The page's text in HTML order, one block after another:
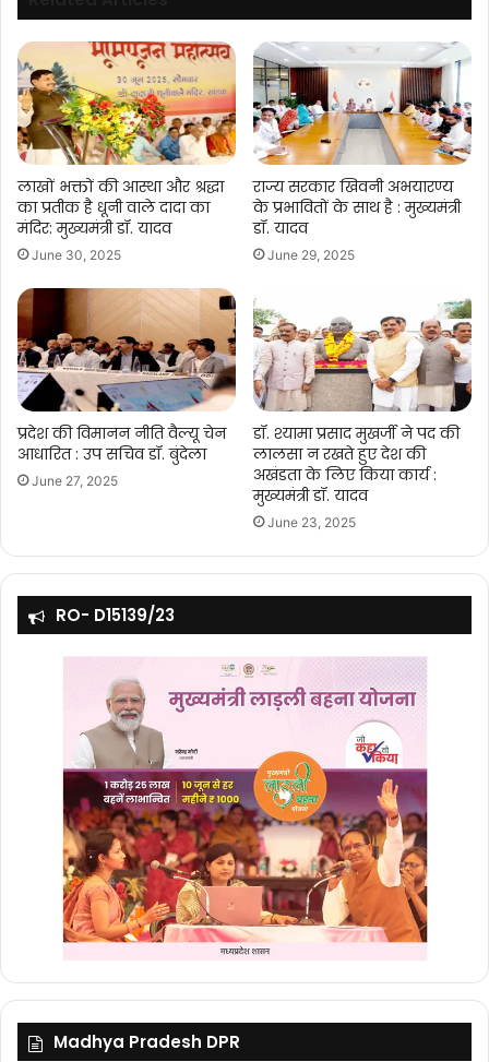
कम
लाखों भक्तों की आस्था और श्रद्धा
का प्रतीक है धूनी वाले दादा का
मंदिर: मुख्यमंत्री डॉ. यादव
June 30, 2025
राज्य सरकार खिवनी अभयारण्य
के प्रभावितों के साथ है : मुख्यमंत्री
डॉ. यादव
June 29, 2025
प्रदेश की विमानन नीति वैल्यू चेन
आधारित : उप सचिव डॉ. बुंदेला
June 27, 2025
डॉ. श्यामा प्रसाद मुखर्जी ने पद की
लालसा न रखते हुए देश की
अखंडता के लिए किया कार्य :
मुख्यमंत्री डॉ. यादव
June 23, 2025
RO- D15139/23
Madhya Pradesh DPR